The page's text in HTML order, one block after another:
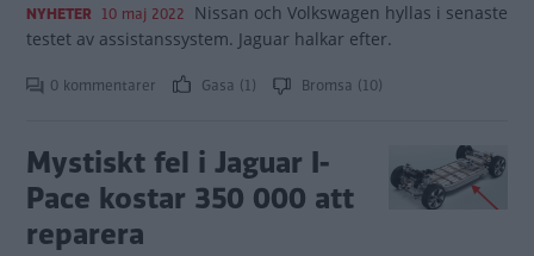
NYHETER 10 maj 2022 Nissan och Volkswagen hyllas i senaste
testet av assistanssystem. Jaguar halkar efter.
0 kommentarer Gasa (1) Bromsa (10)
Mystiskt fel i Jaguar I-
Pace kostar 350 000 att
reparera